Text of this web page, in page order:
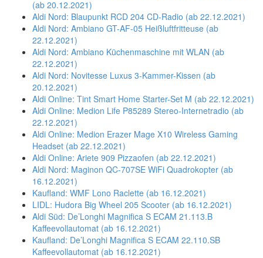
(ab 20.12.2021)
Aldi Nord: Blaupunkt RCD 204 CD-Radio (ab 22.12.2021)
Aldi Nord: Ambiano GT-AF-05 Heißluftfritteuse (ab
22.12.2021)
Aldi Nord: Ambiano Küchenmaschine mit WLAN (ab
22.12.2021)
Aldi Nord: Novitesse Luxus 3-Kammer-Kissen (ab
20.12.2021)
Aldi Online: Tint Smart Home Starter-Set M (ab 22.12.2021)
Aldi Online: Medion Life P85289 Stereo-Internetradio (ab
22.12.2021)
Aldi Online: Medion Erazer Mage X10 Wireless Gaming
Headset (ab 22.12.2021)
Aldi Online: Ariete 909 Pizzaofen (ab 22.12.2021)
Aldi Nord: Maginon QC-707SE WiFi Quadrokopter (ab
16.12.2021)
Kaufland: WMF Lono Raclette (ab 16.12.2021)
LIDL: Hudora Big Wheel 205 Scooter (ab 16.12.2021)
Aldi Süd: De’Longhi Magnifica S ECAM 21.113.B
Kaffeevollautomat (ab 16.12.2021)
Kaufland: De’Longhi Magnifica S ECAM 22.110.SB
Kaffeevollautomat (ab 16.12.2021)